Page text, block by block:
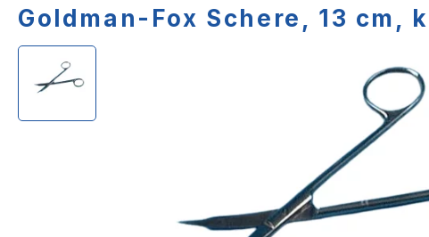
Goldman-Fox Schere, 13 cm,
Zum
der
springen
Zum
der
springen